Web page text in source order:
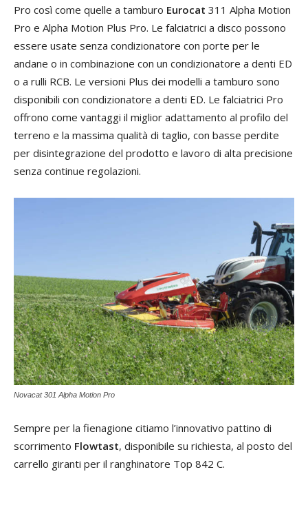
Pro così come quelle a tamburo Eurocat 311 Alpha Motion
Pro e Alpha Motion Plus Pro. Le falciatrici a disco possono
essere usate senza condizionatore con porte per le
andane o in combinazione con un condizionatore a denti ED
o a rulli RCB. Le versioni Plus dei modelli a tamburo sono
disponibili con condizionatore a denti ED. Le falciatrici Pro
offrono come vantaggi il miglior adattamento al profilo del
terreno e la massima qualità di taglio, con basse perdite
per disintegrazione del prodotto e lavoro di alta precisione
senza continue regolazioni.
Novacat 301 Alpha Motion Pro
Sempre per la fienagione citiamo l’innovativo pattino di
scorrimento Flowtast, disponibile su richiesta, al posto del
carrello giranti per il ranghinatore Top 842 C.